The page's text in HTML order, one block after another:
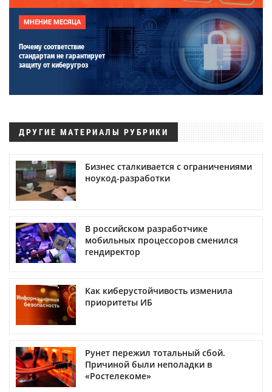
МНЕНИЕ МЕСЯЦА
Почему соответствие
стандартам не гарантирует
защиту от киберугроз
ДРУГИЕ МАТЕРИАЛЫ РУБРИКИ
Бизнес сталкивается с ограничениями
ноукод-разработки
В российском разработчике
мобильных процессоров сменился
гендиректор
Как киберустойчивость изменила
приоритеты ИБ
Рунет пережил тотальный сбой.
Причиной были неполадки в
«Ростелекоме»